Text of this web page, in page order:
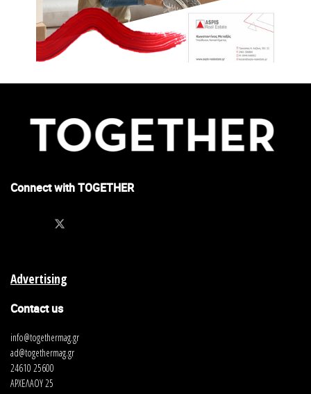
Connect with TOGETHER
Advertising
Contact us
info@togethermag.gr
ad@togethermag.gr
24610 25600
ΑΡΧΕΛΑΟΥ 25